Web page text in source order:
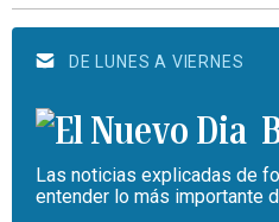
DE LUNES A VIERNES
Las noticias explicadas de
entender lo más importante